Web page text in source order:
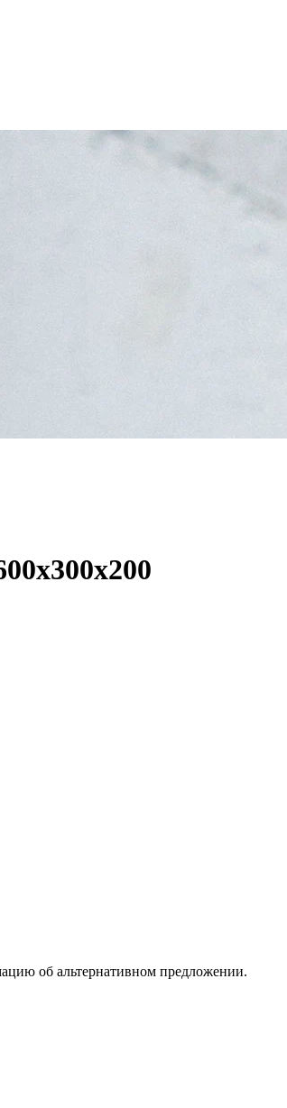
об альтернативном предложении.